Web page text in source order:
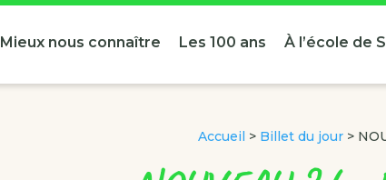
Mieux nous connaître Les 100 ans À l’école de
Accueil > Billet du jour>